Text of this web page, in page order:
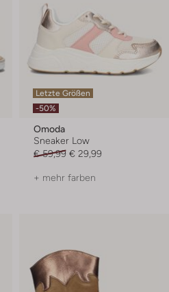
Letzte Größen
-50%
Omoda
Sneaker Low
€ 59,99 € 29,99
+ mehr farben